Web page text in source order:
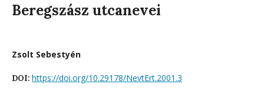
Beregszász utcanevei
Zsolt Sebestyén
DOI: https://doi.org/10.29178/NevtErt.2001.3